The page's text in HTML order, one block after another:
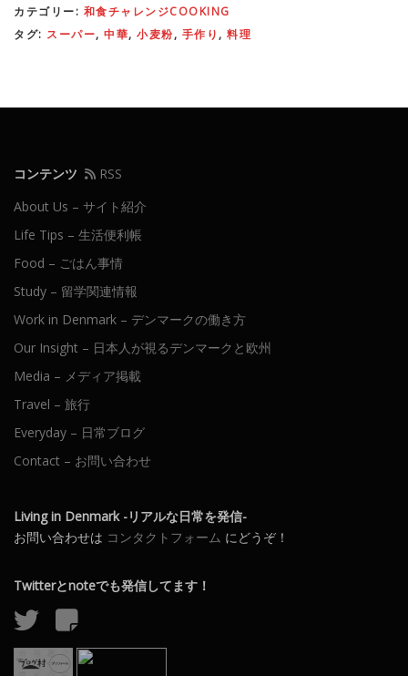
カテゴリー: 和食チャレンジCOOKING
タグ: スーパー, 中華, 小麦粉, 手作り , 料理
コンテンツ
RSS
About Us – サイト紹介
Life Tips – 生活便利帳
Food – ごはん事情
Study – 留学関連情報
Work in Denmark – デンマークの働き方
Our Insight – 日本人が視るデンマークと欧州
Media – メディア掲載
Travel – 旅行
Everyday – 日常ブログ
Contact – お問い合わせ
Living in Denmark -リアルな日常を発信-
お問い合わせは コンタクトフォーム にどうぞ！
Twitterとnoteでも発信してます！